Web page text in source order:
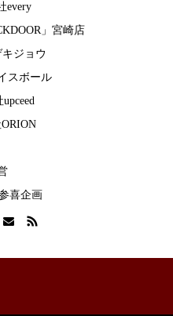
every
」宮崎店
ジョウ
スボール
喜企画